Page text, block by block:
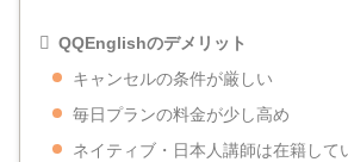
QQEnglishのデメリット
キャンセルの条件が厳しい
毎日プランの料金が少し高め
ネイティブ・日本人講師は在籍して